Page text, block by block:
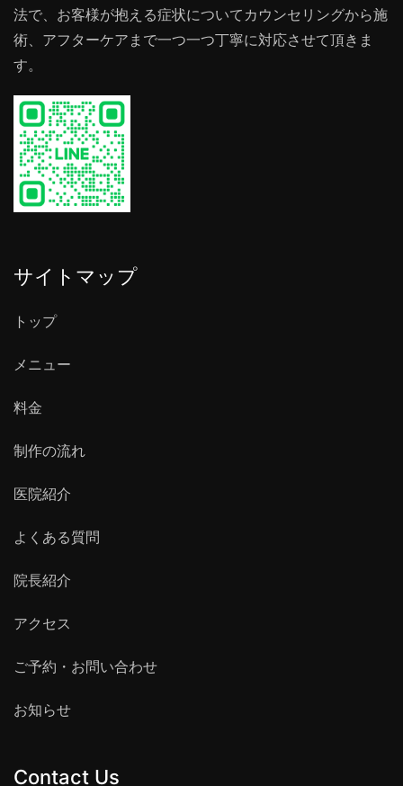
法で、お客様が抱える症状についてカウンセリングから施
術、アフターケアまで一つ一つ丁寧に対応させて頂きま
す。
サイトマップ
トップ
メニュー
料金
制作の流れ
医院紹介
よくある質問
院長紹介
アクセス
ご予約・お問い合わせ
お知らせ
Contact Us